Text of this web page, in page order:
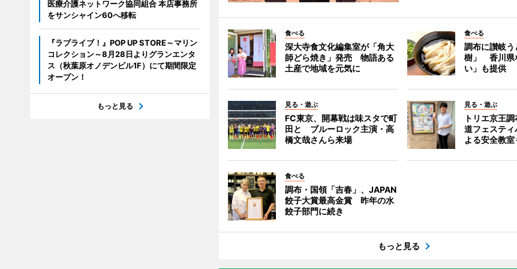
食べる
深大寺食文化編集室が「角大
師どら焼き」発売 物語ある
土産で地域を元気に
食べる
調布に讃岐
樹」 香川県
い」も提供
見る・遊ぶ
FC東京、開幕戦は味スタで町
田と ブルーロック主演・高
橋文哉さんら来場
見る・遊ぶ
トリエ京王
道フェステ
よる安全教室
食べる
調布・国領「吉春」、JAPAN
餃子大賞最高金賞 昨年の水
餃子部門に続き
もっと見る
医療介護ネットワーク協同組合 本店事務所
をサンシャイン60へ移転
『ラブライブ！』POP UP STORE～マリン
コレクション～8月28日よりグランエンタ
ス（秋葉原オノデンビル1F）にて期間限定
オープン！
もっと見る